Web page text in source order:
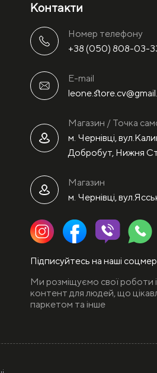
Контакти
Номер телефону
+38 (050) 808-03-
E-mail
Магазин / Точка
м. Чернівці,
Добробут, Нижня
Магазин
м. Чернівці,
Підписуйтесь на наші
Ми розміщуємо свої роботи
контент для людей, що
паркетом та інше